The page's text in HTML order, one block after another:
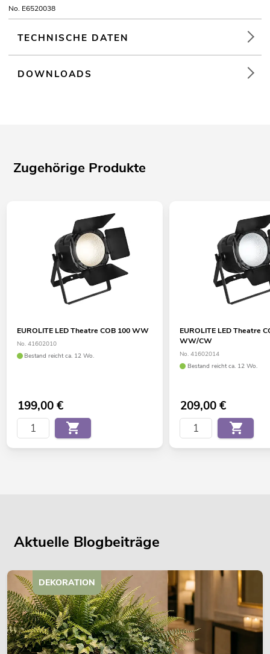
No. E6520038
TECHNISCHE DATEN
DOWNLOADS
Zugehörige Produkte
EUROLITE LED Theatre COB 100 WW
No. 41602010
Bestand reicht ca. 12 Wo.
199,00€
EUROLITE LED Theatre
WW/CW
No. 41602014
Bestand reicht ca. 12 Wo.
209,00€
Aktuelle Blogbeiträge
DEKORATION